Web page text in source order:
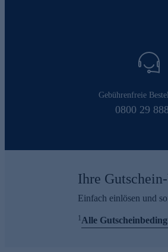
Gebührenfreie
0800 29
Ihre
Einfach einlösen und
1Alle